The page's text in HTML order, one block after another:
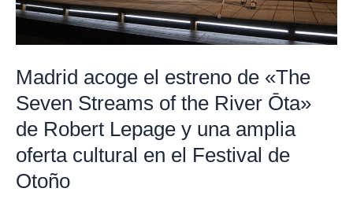
Madrid acoge el estreno de «The
Seven Streams of the River Ōta»
de Robert Lepage y una amplia
oferta cultural en el Festival de
Otoño
of
Ōta»
de
Robert
Lepage
y
una